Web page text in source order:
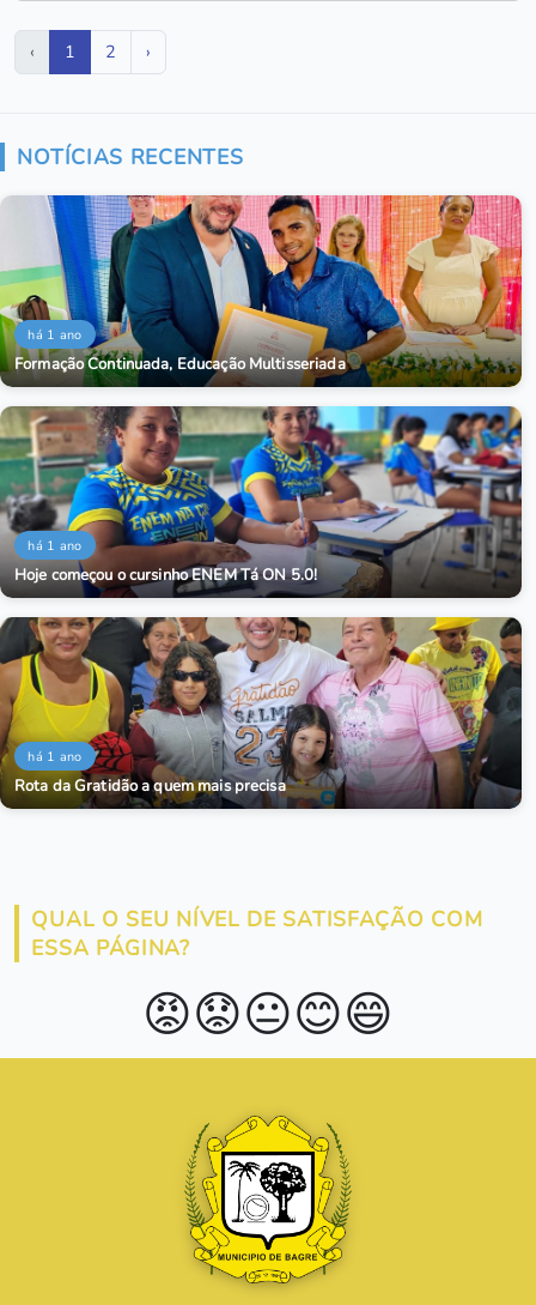
‹ 1 2 ›
NOTÍCIAS RECENTES
há 1 ano
Formação Continuada, Educação Multisseriada
há 1 ano
Hoje começou o cursinho ENEM Tá ON 5.0!
há 1 ano
Rota da Gratidão a quem mais precisa
QUAL O SEU NÍVEL DE SATISFAÇÃO COM
ESSA PÁGINA?
😡😟😐😊😄